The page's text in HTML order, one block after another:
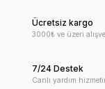
Ücretsiz kargo
3000₺ ve üzeri
7/24 Destek
Canlı yardım